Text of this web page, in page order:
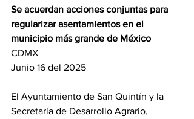
Se acuerdan acciones conjuntas para
regularizar asentamientos en el
municipio más grande de México
CDMX
Junio 16 del 2025
El Ayuntamiento de San Quintín y la
Secretaría de Desarrollo Agrario,